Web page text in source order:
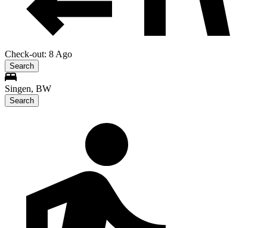
Check-out: 8 Ago
Search
Singen, BW
Search